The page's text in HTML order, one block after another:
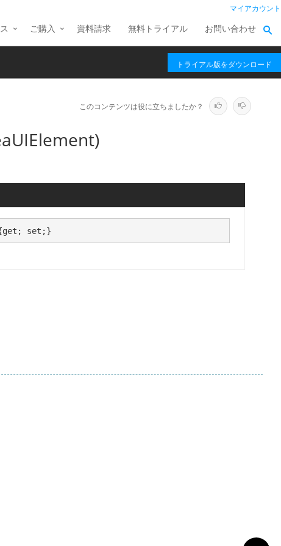
マイアカウント
ご購入 資料請求 無料トライアル お問い合わせ
トライアル版をダウンロード
このコンテンツは役に立ちましたか？
set;}